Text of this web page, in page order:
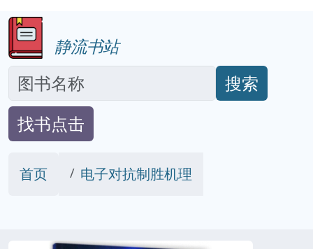
静流书站
搜索
找书点击
首页 电子对抗制胜机理